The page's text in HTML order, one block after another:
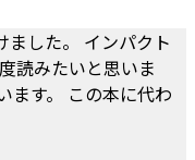
ました。 インパクト
読みたいと思いま
ます。 この本に代わ